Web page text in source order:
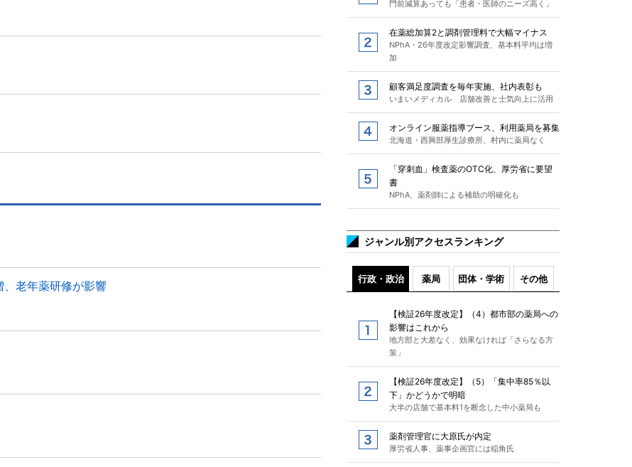
老年薬研修が影響
門前減算あっても「患者・医師のニーズ高く」
在薬総加算2と調剤管理料で大幅マイナス
NPhA・26年度改定影響調査、基本料平均は増
加
顧客満足度調査を毎年実施、社内表彰も
いまいメディカル 店舗改善と士気向上に活用
オンライン服薬指導ブース、利用薬局を募集
北海道・西興部厚生診療所、村内に薬局なく
「穿刺血」検査薬のOTC化、厚労省に要望
書
NPhA、薬剤師による補助の明確化も
ジャンル別アクセスランキング
行政・政治 薬局 団体・学術 その他
【検証26年度改定】（4）都市部の薬局への
影響はこれから
地方部と大差なく、効果なければ「さらなる方
策」
【検証26年度改定】（5）「集中率85％以
下」かどうかで明暗
大半の店舗で基本料1を断念した中小薬局も
薬剤管理官に大原氏が内定
厚労省人事、薬事企画官には稲角氏